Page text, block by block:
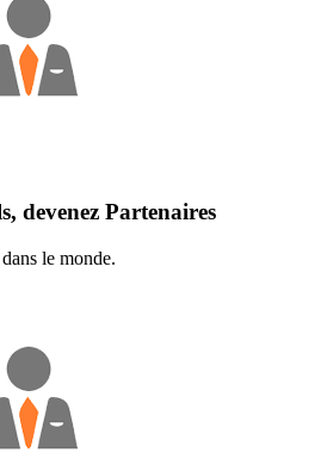
devenez Partenaires
le monde.